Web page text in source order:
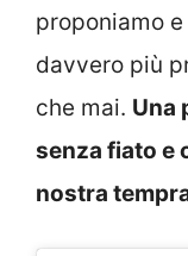
proponiamo
davvero più
che mai. Una
senza fiato e
nostra